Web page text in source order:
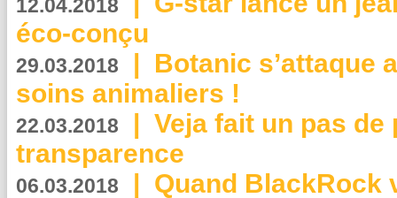
12.04.2018
éco-conçu
29.03.2018 | Botanic s’attaque
soins animaliers !
22.03.2018 | Veja fait un pas de
transparence
06.03.2018 | Quand BlackRock